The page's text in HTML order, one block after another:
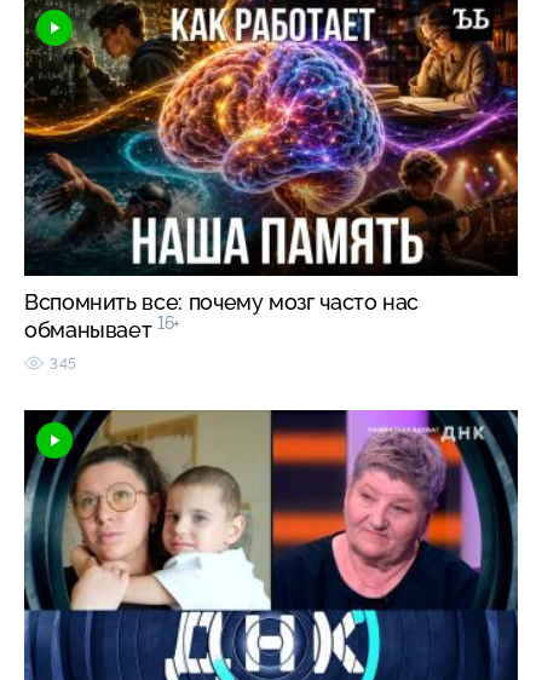
Вспомнить все: почему мозг часто нас
обманывает 16+
345